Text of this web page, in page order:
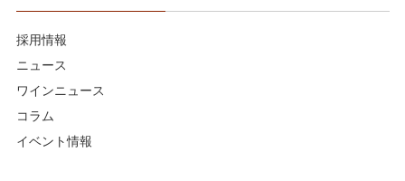
採用情報
ニュース
ワインニュース
コラム
イベント情報